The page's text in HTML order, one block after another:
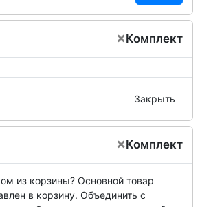
×Комплект
Закрыть
×Комплект
из корзины? Основной товар
в корзину. Объединить с